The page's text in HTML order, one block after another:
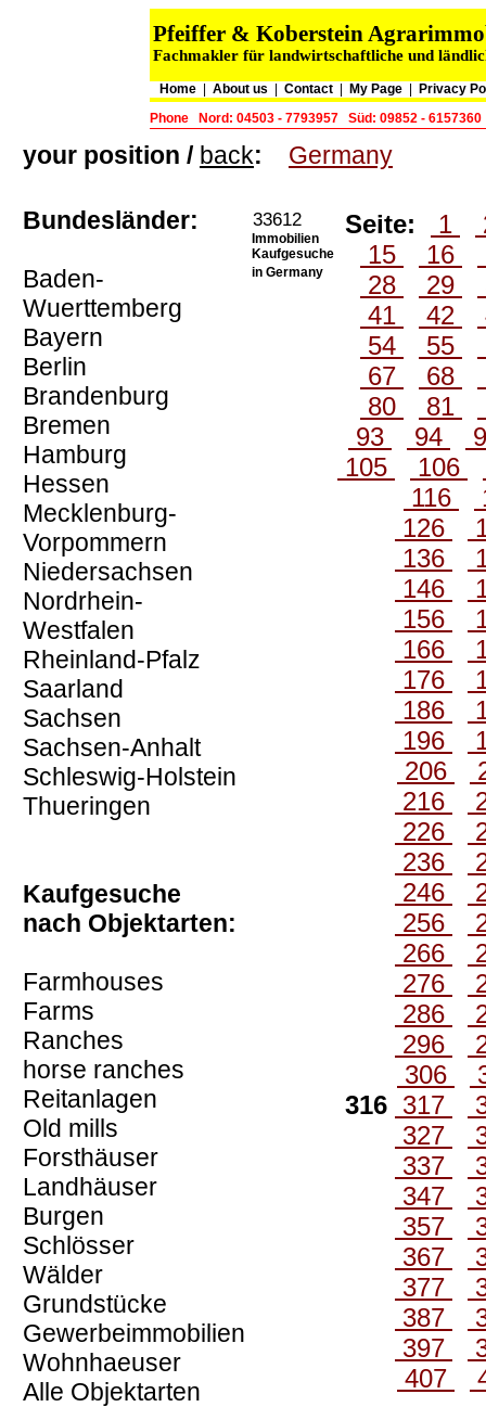
Pfeiffer & Koberstein
Fachmakler für landwirtschaftliche und
Home About us Contact My Page
Privacy
Phone
Nord: 04503 - 7793957 Süd: 09852 - 6157360
your position / back: Germany
Bundesländer:
Baden-
Wuerttemberg
Bayern
Berlin
Brandenburg
Bremen
Hamburg
Hessen
Mecklenburg-
Vorpommern
Niedersachsen
Nordrhein-
Westfalen
Rheinland-Pfalz
Saarland
Sachsen
Sachsen-Anhalt
Schleswig-Holstein
Thueringen
Kaufgesuche
nach Objektarten:
Farmhouses
Farms
Ranches
horse ranches
Reitanlagen
Old mills
Forsthäuser
Landhäuser
Burgen
Schlösser
Wälder
Grundstücke
Gewerbeimmobilien
Wohnhaeuser
Alle Objektarten
33612
Immobilien
Kaufgesuche
in Germany
Seite: 1
15
16
28
29
41
42
54
55
67
68
80
81
93
94
105
106
116
126
136
146
156
166
176
186
196
206
216
226
236
246
256
266
276
286
296
306
316 317
327
337
347
357
367
377
387
397
407